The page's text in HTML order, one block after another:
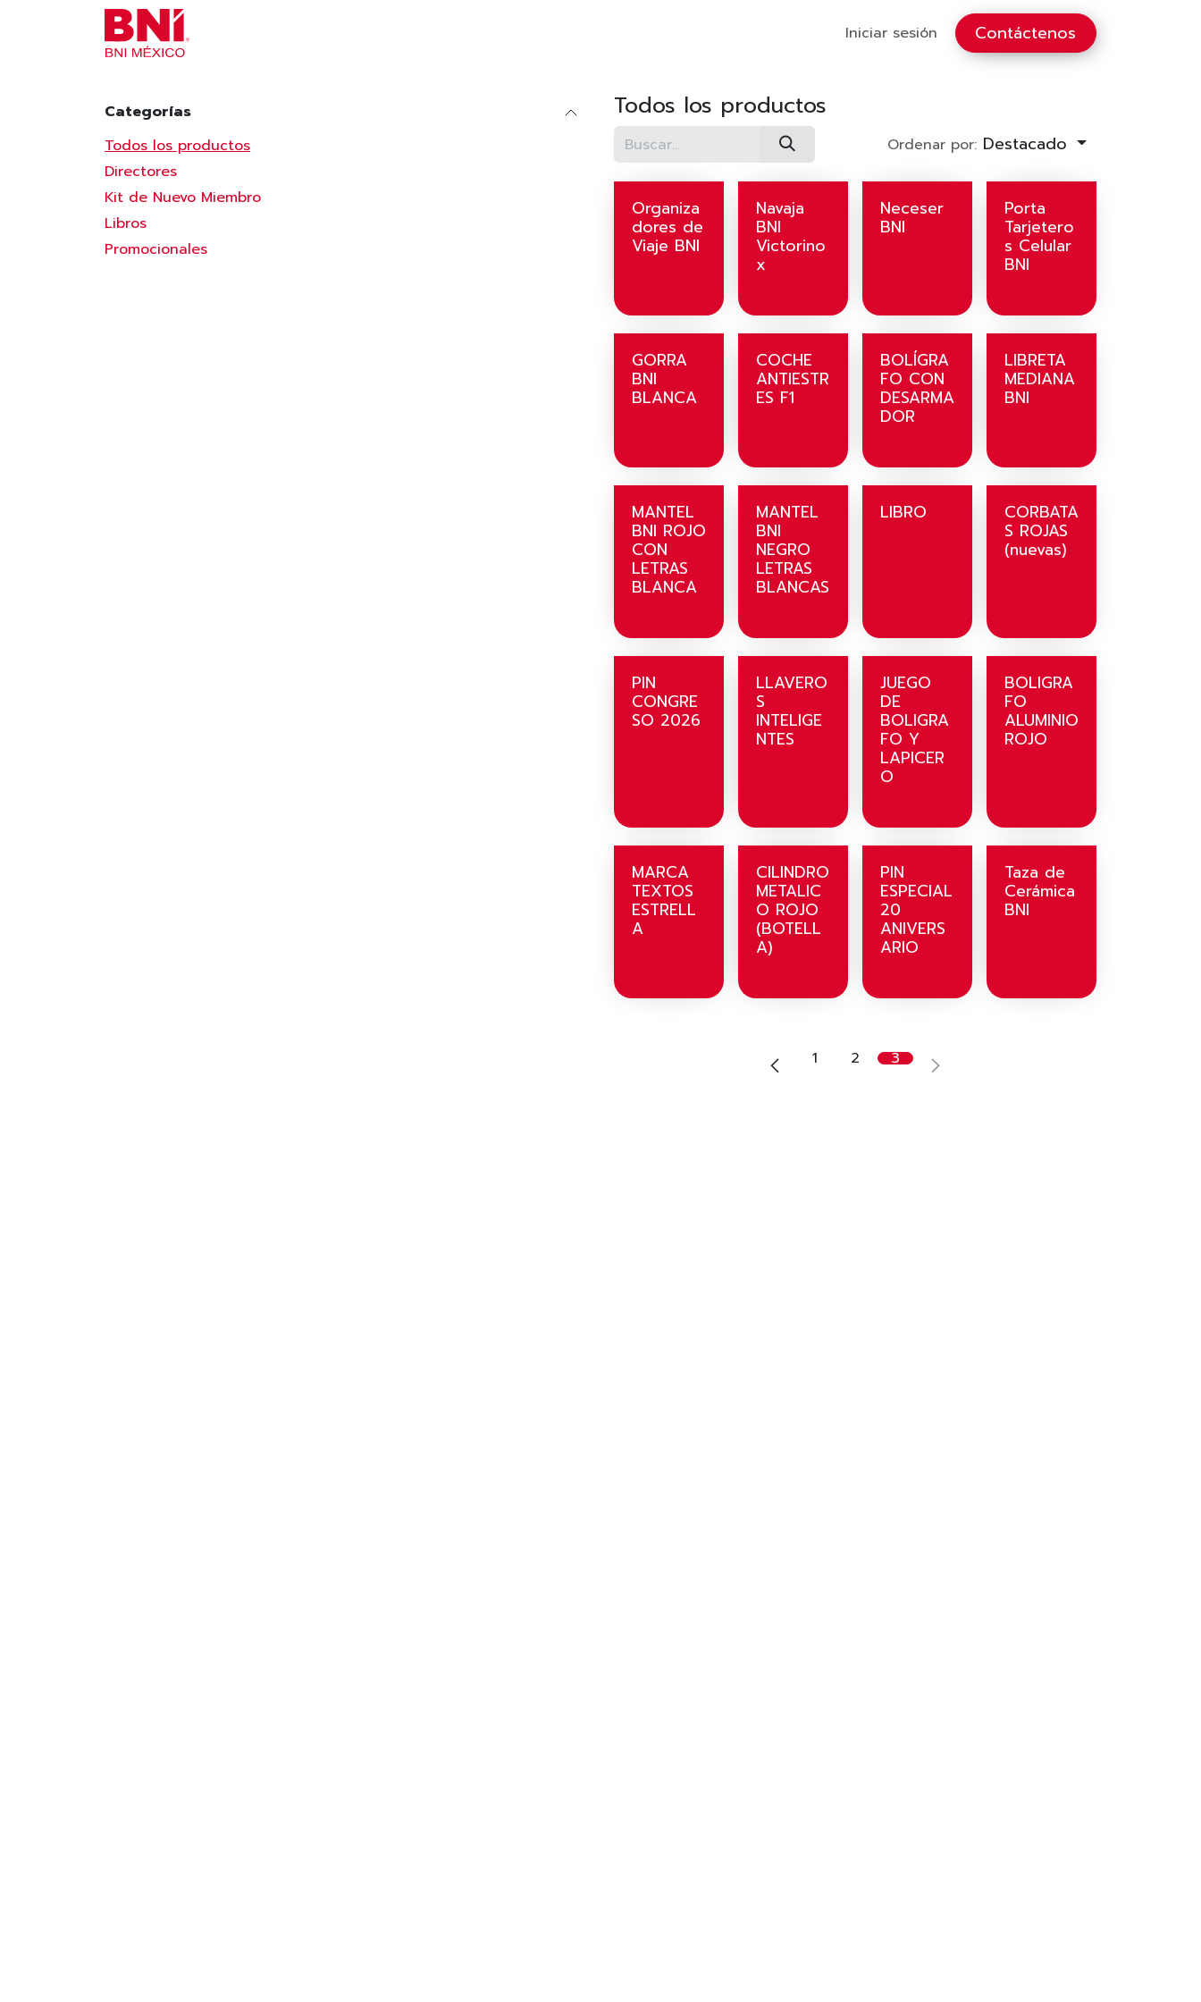
Ir al contenido
Iniciar sesión Contáctenos
Categorías
Todos los productos
Directores
Kit de Nuevo Miembro
Libros
Promocionales
Todos los productos
Ordenar por: Destacado
Organiza
dores de
Viaje BNI
Navaja
BNI
Victorino
x
Neceser
BNI
Porta
Tarjetero
s Celular
BNI
GORRA
BNI
BLANCA
COCHE
ANTIESTR
ES F1
BOLÍGRA
FO CON
DESARMA
DOR
LIBRETA
MEDIANA
BNI
MANTEL
BNI ROJO
CON
LETRAS
BLANCA
MANTEL
BNI
NEGRO
LETRAS
BLANCAS
LIBRO
CORBATA
S ROJAS
(nuevas)
PIN
CONGRE
SO 2026
LLAVERO
S
INTELIGE
NTES
JUEGO
DE
BOLIGRA
FO Y
LAPICER
O
BOLIGRA
FO
ALUMINIO
ROJO
MARCA
TEXTOS
ESTRELL
A
CILINDRO
METALIC
O ROJO
(BOTELL
A)
PIN
ESPECIAL
20
ANIVERS
ARIO
Taza de
Cerámica
BNI
1 2 3